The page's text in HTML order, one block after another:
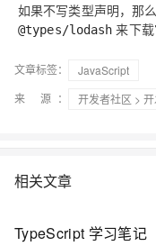
如果不写类型声明，那
@types/lodash 来下载
文章标签：
JavaScript
来 源：
开发者社区 >
相关文章